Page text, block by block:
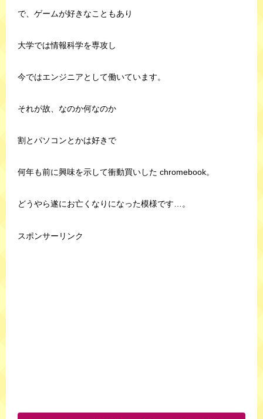
で、ゲームが好きなこともあり
大学では情報科学を専攻し
今ではエンジニアとして働いています。
それが故、なのか何なのか
割とパソコンとかは好きで
何年も前に興味を示して衝動買いした chromebook。
どうやら遂にお亡くなりになった模様です…。
スポンサーリンク